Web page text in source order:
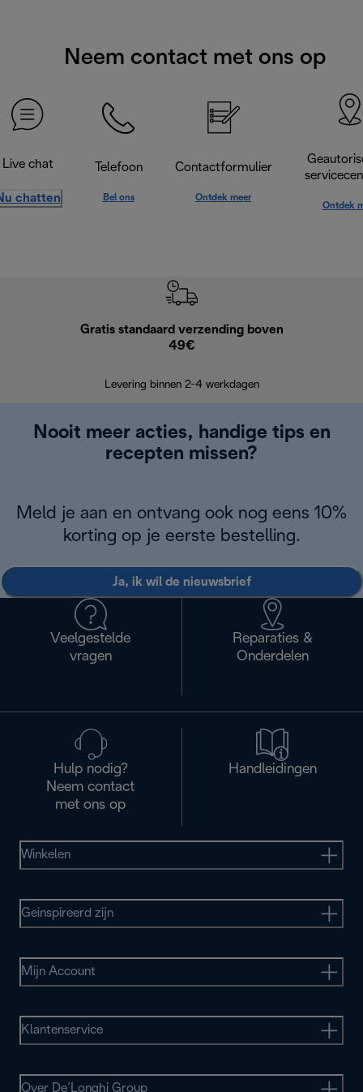
Neem contact met ons op
Live chat
chatten
Telefoon
Bel ons
Contactformulier
Ontdek meer
Ontdek
Gratis standaard verzending boven
49€
Levering binnen 2-4 werkdagen
Nooit meer acties, handige tips en
recepten missen?
Meld je aan en ontvang ook nog eens 10%
korting op je eerste bestelling.
Ja, ik wil de nieuwsbrief
Veelgestelde
vragen
Reparaties &
Onderdelen
Hulp nodig?
Neem contact
met ons op
Handleidingen
Winkelen
Geinspireerd zijn
Mijn Account
Klantenservice
Over De’Longhi Group